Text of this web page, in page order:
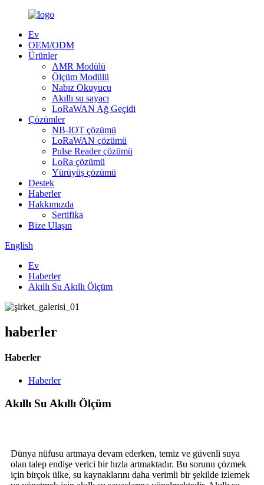
Ev
OEM/ODM
Ürünler
AMR Modülü
Ölçüm Modülü
Nabız Okuyucu
Akıllı su sayacı
LoRaWAN Ağ Geçidi
Çözümler
NB-IOT çözümü
LoRaWAN çözümü
Pulse Reader çözümü
LoRa çözümü
Yürüyüş çözümü
Destek
Haberler
Hakkımızda
Sertifika
Bize Ulaşın
English
Ev
Haberler
Akıllı Su Akıllı Ölçüm
haberler
Haberler
Haberler
Akıllı Su Akıllı Ölçüm
Dünya nüfusu artmaya devam ederken, temiz ve güvenli suya
olan talep endişe verici bir hızla artmaktadır. Bu sorunu çözmek
için birçok ülke, su kaynaklarını daha verimli bir şekilde izlemek